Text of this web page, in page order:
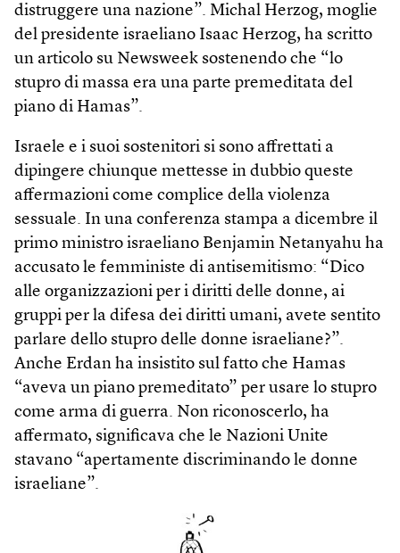
distruggere una nazione”. Michal Herzog, moglie
del presidente israeliano Isaac Herzog, ha scritto
un articolo su Newsweek sostenendo che “lo
stupro di massa era una parte premeditata del
piano di Hamas”.
Israele e i suoi sostenitori si sono affrettati a
dipingere chiunque mettesse in dubbio queste
affermazioni come complice della violenza
sessuale. In una conferenza stampa a dicembre il
primo ministro israeliano Benjamin Netanyahu ha
accusato le femministe di antisemitismo: “Dico
alle organizzazioni per i diritti delle donne, ai
gruppi per la difesa dei diritti umani, avete sentito
parlare dello stupro delle donne israeliane?”.
Anche Erdan ha insistito sul fatto che Hamas
“aveva un piano premeditato” per usare lo stupro
come arma di guerra. Non riconoscerlo, ha
affermato, significava che le Nazioni Unite
stavano “apertamente discriminando le donne
israeliane”.